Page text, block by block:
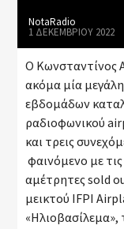
NotaRadio
1 ΔΕΚΕΜΒΡΊΟΥ 2022
Ο Κωνσταντίνος
ακόμα μία
εβδομάδων
ραδιοφωνικού
και τρεις
φαινόμενο με
αμέτρητες sold
μεικτού IFPI